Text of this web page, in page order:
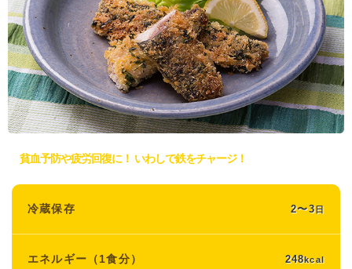
貧血予防や疲労回復に！ いわしで鉄をチャージ！
冷蔵保存 2〜3日
エネルギー（1食分） 248kcal